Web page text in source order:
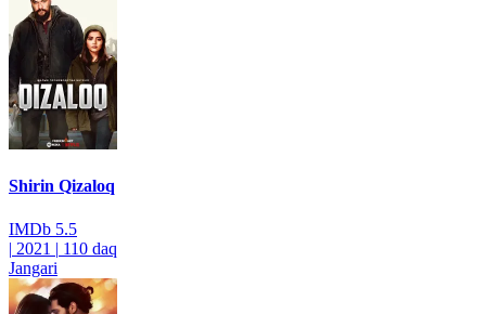
Shirin Qizaloq
IMDb 5.5
| 2021 | 110 daq
Jangari